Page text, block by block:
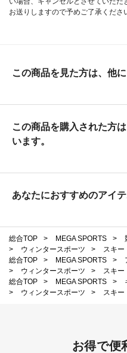
お送りしますので予めご了承くださ
この商品を見た方は、他
この商品を購入された方
います。
あなたにおすすめのアイ
総合TOP > MEGA SPORTS >
>
ウィンタースポーツ > スキー
総合TOP
> MEGA SPORTS >
>
ウィンタースポーツ > スキー
総合TOP
> MEGA SPORTS >
>
ウィンタースポーツ > スキー
お得で便